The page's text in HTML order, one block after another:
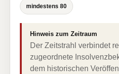
mindestens 80
Hinweis zum Zeitraum
Der Zeitstrahl verbindet
zugeordnete
dem historischen